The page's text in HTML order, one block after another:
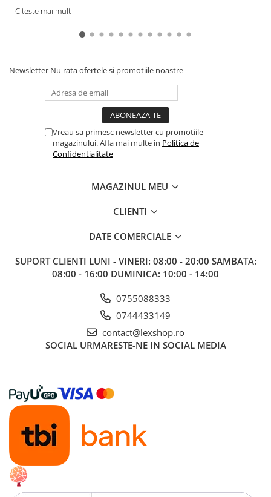
Citeste mai mult
Newsletter Nu rata ofertele si promotiile noastre
Vreau sa primesc newsletter cu promotiile
magazinului. Afla mai multe in Politica de
Confidentialitate
MAGAZINUL MEU
CLIENTI
DATE COMERCIALE
SUPORT CLIENTI LUNI - VINERI: 08:00 - 20:00 SAMBATA:
08:00 - 16:00 DUMINICA: 10:00 - 14:00
0755088333
0744433149
contact@lexshop.ro
SOCIAL URMARESTE-NE IN SOCIAL MEDIA